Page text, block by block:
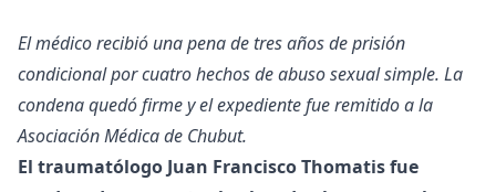
El médico recibió una pena de tres años de prisión
condicional por cuatro hechos de abuso sexual simple. La
condena quedó firme y el expediente fue remitido a la
Asociación Médica de Chubut.
El traumatólogo Juan Francisco Thomatis fue